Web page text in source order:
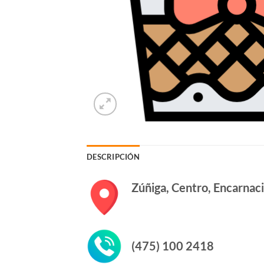
DESCRIPCIÓN
Zúñiga, Centro,
(475) 100 2418